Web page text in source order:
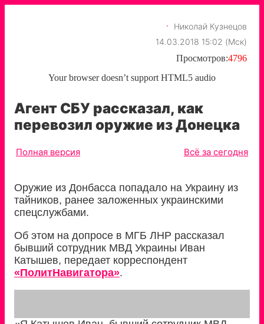
Николай Кузнецов
14.03.2018 15:02 (Мск)
Просмотров:4796
Your browser doesn’t support HTML5 audio
Агент СБУ рассказал, как
перевозил оружие из Донецка
Полная версия Всё за сегодня
Оружие из Донбасса попадало на Украину из
тайников, ранее заложенных украинскими
спецслужбами.
Об этом на допросе в МГБ ЛНР рассказал
бывший сотрудник МВД Украины Иван
Катышев, передает корреспондент
«ПолитНавигатора».